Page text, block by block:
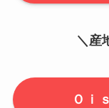
＼産
Ｏｉ